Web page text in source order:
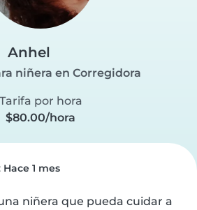
Anhel
niñera en Corregidora
Tarifa por hora
$80.00/hora
Hace 1 mes
niñera que pueda cuidar a